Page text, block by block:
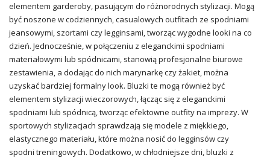
elementem garderoby, pasującym do różnorodnych stylizacji. Mogą
być noszone w codziennych, casualowych outfitach ze spodniami
jeansowymi, szortami czy legginsami, tworząc wygodne looki na co
dzień. Jednocześnie, w połączeniu z eleganckimi spodniami
materiałowymi lub spódnicami, stanowią profesjonalne biurowe
zestawienia, a dodając do nich marynarkę czy żakiet, można
uzyskać bardziej formalny look. Bluzki te mogą również być
elementem stylizacji wieczorowych, łącząc się z eleganckimi
spodniami lub spódnicą, tworząc efektowne outfity na imprezy. W
sportowych stylizacjach sprawdzają się modele z miękkiego,
elastycznego materiału, które można nosić do legginsów czy
spodni treningowych. Dodatkowo, w chłodniejsze dni, bluzki z